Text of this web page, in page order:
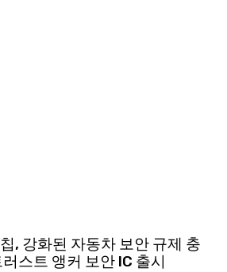
, 강화된 자동차 보안 규제 충
스트 앵커 보안 IC 출시